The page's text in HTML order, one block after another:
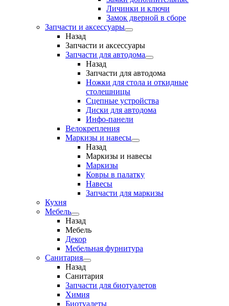
Личинки и ключи
Замок дверной в сборе
Запчасти и аксессуары
Назад
Запчасти и аксессуары
Запчасти для автодома
Назад
Запчасти для автодома
Ножки для стола и откидные
столешницы
Сцепные устройства
Диски для автодома
Инфо-панели
Велокрепления
Маркизы и навесы
Назад
Маркизы и навесы
Маркизы
Ковры в палатку
Навесы
Запчасти для маркизы
Кухня
Мебель
Назад
Мебель
Декор
Мебельная фурнитура
Санитария
Назад
Санитария
Запчасти для биотуалетов
Химия
Биотуалеты